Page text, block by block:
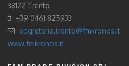
38122 Trento
+39 0461 825933
segreteria.trento@fmkronos.it
www.fmkronos.it